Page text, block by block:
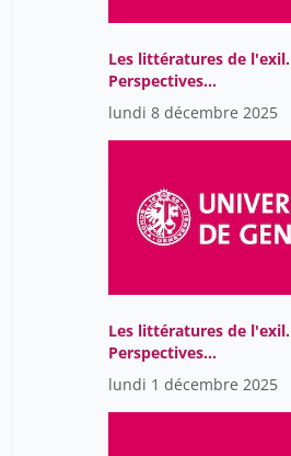
Les littératures de l'exil.
Perspectives
comparatistes
lundi 8 décembre 2025
Les littératures de l'exil.
Perspectives
comparatistes
lundi 1 décembre 2025